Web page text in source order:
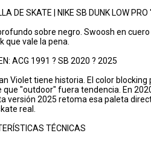
DE SKATE | NIKE SB DUNK LOW
sobre negro. Swoosh en
que vale la pena.
ACG 1991 ? SB 2020 ? 2025
Violet tiene historia. El color
que "outdoor" fuera tendencia. En
versión 2025 retoma esa paleta
real.
TÉCNICAS